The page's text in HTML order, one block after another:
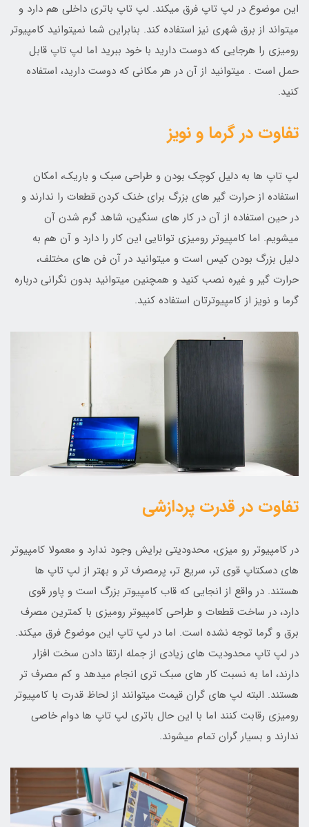
این موضوع در لپ تاپ فرق میکند. لپ تاپ باتری داخلی هم دارد و
میتواند از برق شهری نیز استفاده کند. بنابراین شما نمیتوانید کامپیوتر
رومیزی را هرجایی که دوست دارید با خود ببرید اما لپ تاپ قابل
حمل است . میتوانید از آن در هر مکانی که دوست دارید، استفاده
کنید.
تفاوت در گرما و نویز
لپ تاپ ها به دلیل کوچک بودن و طراحی سبک و باریک، امکان
استفاده از حرارت گیر های بزرگ برای خنک کردن قطعات را ندارند و
در حین استفاده از آن در کار های سنگین، شاهد گرم شدن آن
میشویم. اما کامپیوتر رومیزی توانایی این کار را دارد و آن هم به
دلیل بزرگ بودن کیس است و میتوانید در آن فن های مختلف،
حرارت گیر و غیره نصب کنید و همچنین میتوانید بدون نگرانی درباره
گرما و نویز از کامپیوترتان استفاده کنید.
تفاوت در قدرت پردازشی
در کامپیوتر رو میزی، محدودیتی برایش وجود ندارد و معمولا کامپیوتر
های دسکتاپ قوی تر، سریع تر، پرمصرف تر و بهتر از لپ تاپ ها
هستند. در واقع از انجایی که قاب کامپیوتر بزرگ است و پاور قوی
دارد، در ساخت قطعات و طراحی کامپیوتر رومیزی با کمترین مصرف
برق و گرما توجه نشده است. اما در لپ تاپ این موضوع فرق میکند.
در لپ تاپ محدودیت های زیادی از جمله ارتقا دادن سخت افزار
دارند، اما به نسبت کار های سبک تری انجام میدهد و کم مصرف تر
هستند. البته لپ های گران قیمت میتوانند از لحاظ قدرت با کامپیوتر
رومیزی رقابت کنند اما با این حال باتری لپ تاپ ها دوام خاصی
ندارند و بسیار گران تمام میشوند.